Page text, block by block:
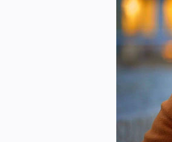
找回初心，誠實做人
在神凡事都能！ ——
從富翁的空中樓閣夢
從「神尋找迷路羊」
當我改變自己的禱告
在死亡線上，誰為她
風口浪尖，是誰保守